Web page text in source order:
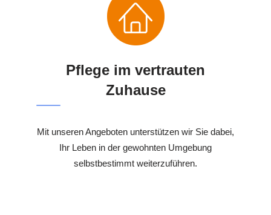
Pflege im vertrauten
Zuhause
Mit unseren Angeboten unterstützen wir Sie dabei,
Ihr Leben in der gewohnten Umgebung
selbstbestimmt weiterzuführen.